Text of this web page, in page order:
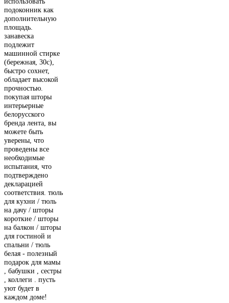
подоконник как
дополнительную
площадь.
занавеска
подлежит
машинной стирке
(бережная, 30с),
быстро сохнет,
обладает высокой
прочностью.
покупая шторы
интерьерные
белорусского
бренда лента, вы
можете быть
уверены, что
проведены все
необходимые
испытания, что
подтверждено
декларацией
соответствия. тюль
для кухни / тюль
на дачу / шторы
короткие / шторы
на балкон / шторы
для гостиной и
спальни / тюль
белая - полезный
подарок для мамы
, бабушки , сестры
, коллеги . пусть
уют будет в
каждом доме!